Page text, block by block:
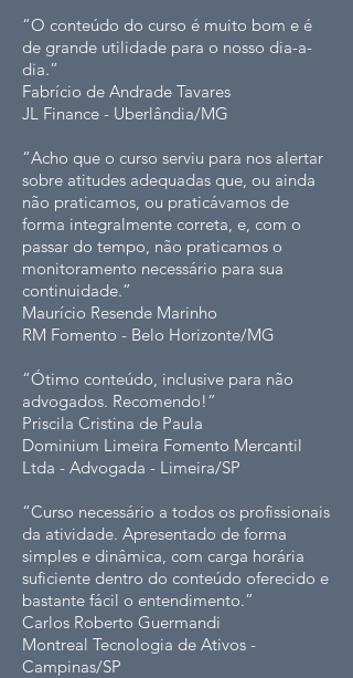
“O conteúdo do curso é muito bom e é
de grande utilidade para o nosso dia-a-
dia.”
Fabrício de Andrade Tavares
JL Finance - Uberlândia/MG
“Acho que o curso serviu para nos alertar
sobre atitudes adequadas que, ou ainda
não praticamos, ou praticávamos de
forma integralmente correta, e, com o
passar do tempo, não praticamos o
monitoramento necessário para sua
continuidade.”
Maurício Resende Marinho
RM Fomento - Belo Horizonte/MG
“Ótimo conteúdo, inclusive para não
advogados. Recomendo!”
Priscila Cristina de Paula
Dominium Limeira Fomento Mercantil
Ltda - Advogada - Limeira/SP
“Curso necessário a todos os profissionais
da atividade. Apresentado de forma
simples e dinâmica, com carga horária
suficiente dentro do conteúdo oferecido e
bastante fácil o entendimento.”
Carlos Roberto Guermandi
Montreal Tecnologia de Ativos -
Campinas/SP